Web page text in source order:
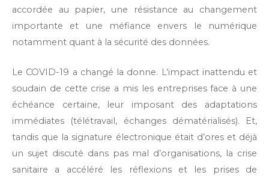
accordée au papier, une résistance au changement
importante et une méfiance envers le numérique
notamment quant à la sécurité des données.
Le COVID-19 a changé la donne. L’impact inattendu et
soudain de cette crise a mis les entreprises face à une
échéance certaine, leur imposant des adaptations
immédiates (télétravail, échanges dématérialisés). Et,
tandis que la signature électronique était d’ores et déjà
un sujet discuté dans pas mal d’organisations, la crise
sanitaire a accéléré les réflexions et les prises de